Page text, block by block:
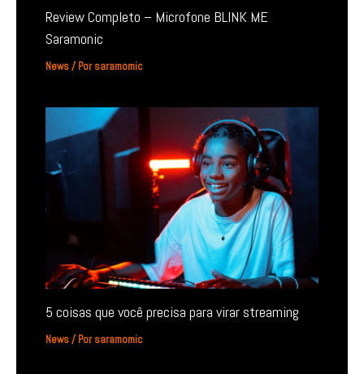
Review Completo – Microfone BLINK ME
Saramonic
News/ Porsaramomic
5 coisas que você precisa para virar streaming
News/ Porsaramomic